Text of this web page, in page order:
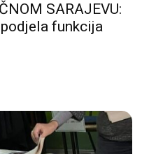
SARAJEVU:
funkcija